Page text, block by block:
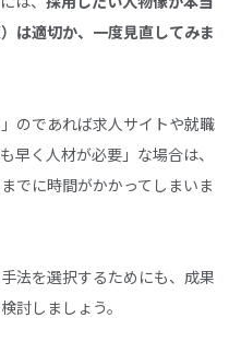
は適切か、一度見直してみま
のであれば求人サイトや就職
早く人材が必要」な場合は、
でに時間がかかってしまいま
法を選択するためにも、成果
討しましょう。